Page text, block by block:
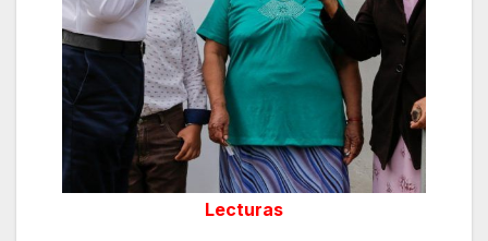
Lecturas